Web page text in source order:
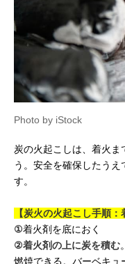
Photo by iStock
炭の火起こしは、着火ま
う。安全を確保したう
す。
【炭火の火起こし手順：
①着火剤を底におく
②着火剤の上に炭を積む
燃焼できる。バーベキュ